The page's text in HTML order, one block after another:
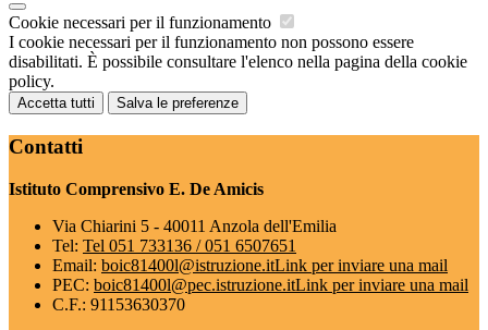
Cookie necessari per il funzionamento
I cookie necessari per il funzionamento non possono essere
disabilitati. È possibile consultare l'elenco nella pagina della cookie
policy.
Accetta tutti Salva le preferenze
Contatti
Istituto Comprensivo E. De Amicis
Via Chiarini 5 - 40011 Anzola dell'Emilia
Tel: Tel 051 733136 / 051 6507651
Email: boic81400l@istruzione.itLink per inviare una mail
PEC: boic81400l@pec.istruzione.itLink per inviare una mail
C.F.: 91153630370